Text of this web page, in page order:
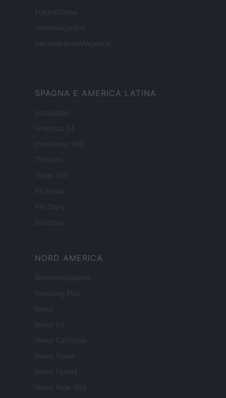
FuturoDonna
HomeMagazine
SecondHomeMagazine
SPAGNA E AMERICA LATINA
Actualidad
Finanzas 24
Investindo 365
Think.es
Viajar 365
ES Newz
Pet Story
Encocina
NORD AMERICA
Womanmagazine
Investing Plus
Newz
Newz US
Newz California
Newz Texas
Newz Florida
Newz New York